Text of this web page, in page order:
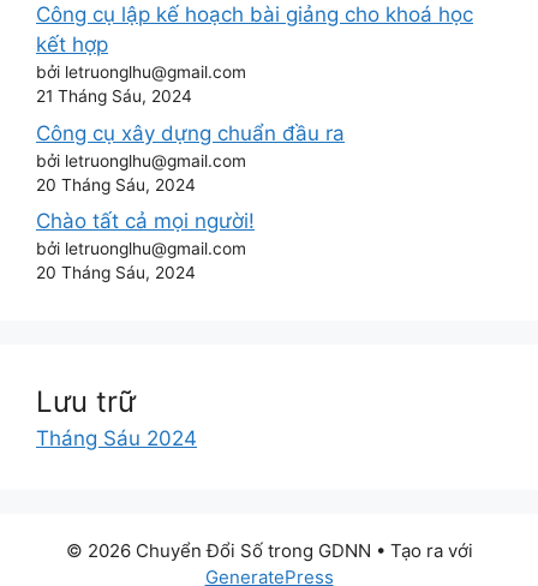
Công cụ lập kế hoạch bài giảng cho khoá học
kết hợp
bởi letruonglhu@gmail.com
21 Tháng Sáu, 2024
Công cụ xây dựng chuẩn đầu ra
bởi letruonglhu@gmail.com
20 Tháng Sáu, 2024
Chào tất cả mọi người!
bởi letruonglhu@gmail.com
20 Tháng Sáu, 2024
Lưu trữ
Tháng Sáu 2024
© 2026 Chuyển Đổi Số trong GDNN • Tạo ra với
GeneratePress